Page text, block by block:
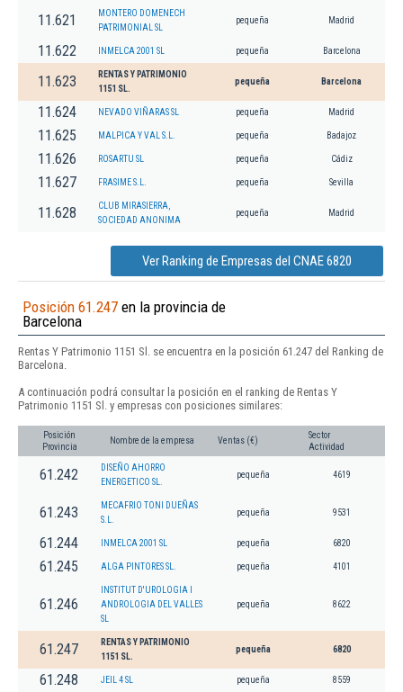
11.621
MONTERO DOMENECH
PATRIMONIAL SL
pequeña Madrid
11.622 INMELCA 2001 SL pequeña Barcelona
11.623
RENTAS Y PATRIMONIO
1151 SL.
pequeña Barcelona
11.624 NEVADO VIÑARAS SL pequeña Madrid
11.625 MALPICA Y VAL S.L. pequeña Badajoz
11.626 ROSARTU SL pequeña Cádiz
11.627 FRASIME S.L. pequeña Sevilla
11.628
CLUB MIRASIERRA,
SOCIEDAD ANONIMA
pequeña Madrid
Ver Ranking de Empresas del CNAE 6820
Posición 61.247 en la provincia de
Barcelona
Rentas Y Patrimonio 1151 Sl. se encuentra en la posición 61.247 del Ranking de
Barcelona.
A continuación podrá consultar la posición en el ranking de Rentas Y
Patrimonio 1151 Sl. y empresas con posiciones similares:
Posición
Provincia
Nombre de la empresa Ventas (€)
Sector
Actividad
61.242
DISEÑO AHORRO
ENERGETICO SL.
pequeña 4619
61.243
MECAFRIO TONI DUEÑAS
S.L.
pequeña 9531
61.244 INMELCA 2001 SL pequeña 6820
61.245 ALGA PINTORES SL. pequeña 4101
61.246
INSTITUT D'UROLOGIA I
ANDROLOGIA DEL VALLES
SL
pequeña 8622
61.247
RENTAS Y PATRIMONIO
1151 SL.
pequeña 6820
61.248 JEIL 4 SL pequeña 8559